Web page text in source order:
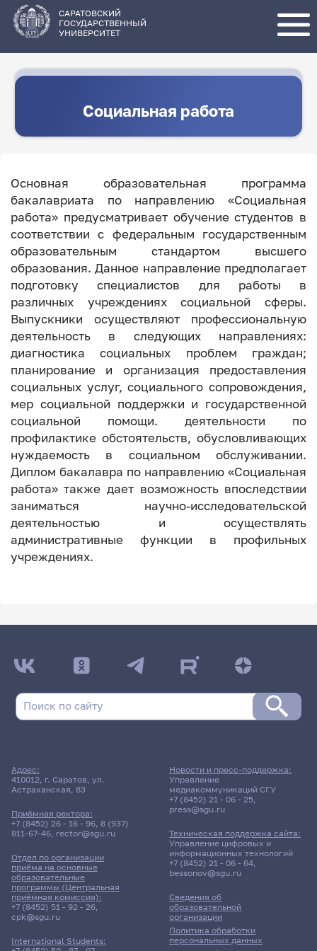
основному
содержанию
САРАТОВСКИЙ
ГОСУДАРСТВЕННЫЙ
УНИВЕРСИТЕТ
Социальная работа
Основная образовательная программа
бакалавриата по направлению «Социальная
работа» предусматривает обучение студентов в
соответствии с федеральным государственным
образовательным стандартом высшего
образования. Данное направление предполагает
подготовку специалистов для работы в
различных учреждениях социальной сферы.
Выпускники осуществляют профессиональную
деятельность в следующих направлениях:
диагностика социальных проблем граждан;
планирование и организация предоставления
социальных услуг, социального сопровождения,
мер социальной поддержки и государственной
социальной помощи. деятельности по
профилактике обстоятельств, обусловливающих
нуждаемость в социальном обслуживании.
Диплом бакалавра по направлению «Социальная
работа» также дает возможность впоследствии
заниматься научно-исследовательской
деятельностью и осуществлять
административные функции в профильных
учреждениях.
Адрес:
410012, г. Саратов, ул.
Астраханская, 83
Приёмная ректора:
+7 (8452) 26 - 16 - 96, 8 (937)
811-67-46, rector@sgu.ru
Отдел по организации
приёма на основные
образовательные
программы (Центральная
приёмная комиссия):
+7 (8452) 51 - 92 - 26,
cpk@sgu.ru
International Students:
Сведения об
образовательной
организации
Политика обработки
персональных данных
Новости и пресс-поддержка:
Управление
медиакоммуникаций СГУ
+7 (8452) 21 - 06 - 25,
press@sgu.ru
Техническая поддержка сайта:
Управление цифровых и
информационных технологий
+7 (8452) 21 - 06 - 64,
bessonov@sgu.ru